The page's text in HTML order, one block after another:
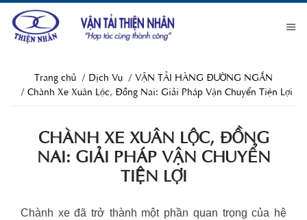
Trang chủ Dịch Vụ
VẬN TẢI HÀNG ĐƯỜNG NGẮN
Chành Xe Xuân Lộc, Đồng Nai: Giải Pháp Vận Chuyển Tiện Lợi
CHÀNH XE XUÂN LỘC, ĐỒNG
NAI: GIẢI PHÁP VẬN CHUYỂN
TIỆN LỢI
Chành xe đã trở thành một phần quan trọng của hệ